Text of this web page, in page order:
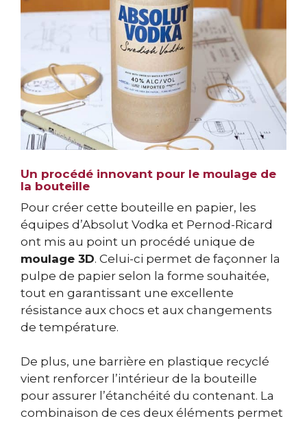
Un procédé innovant pour le moulage de
la bouteille
Pour créer cette bouteille en papier, les
équipes d’Absolut Vodka et Pernod-Ricard
ont mis au point un procédé unique de
moulage 3D. Celui-ci permet de façonner la
pulpe de papier selon la forme souhaitée,
tout en garantissant une excellente
résistance aux chocs et aux changements
de température.
De plus, une barrière en plastique recyclé
vient renforcer l’intérieur de la bouteille
pour assurer l’étanchéité du contenant. La
combinaison de ces deux éléments permet